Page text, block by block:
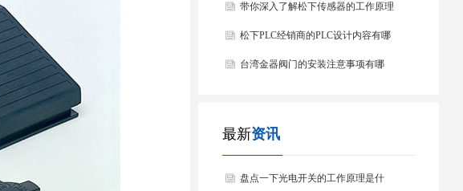
以及他们的特点
带你深入了解松下传感器的工作原理
以及分类
松下PLC经销商的PLC设计内容有哪
些？
台湾金器阀门的安装注意事项有哪
最新资讯
盘点一下光电开关的工作原理是什